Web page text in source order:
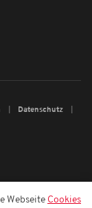
Datenschutz
Webseite Cookies